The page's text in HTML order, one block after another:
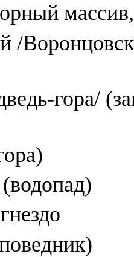
/
гора/